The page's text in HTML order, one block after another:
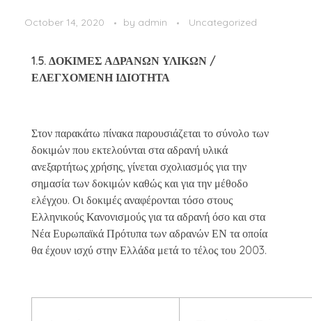
October 14, 2020 by admin Uncategorized
1.5. ΔΟΚΙΜΕΣ ΑΔΡΑΝΩΝ ΥΛΙΚΩΝ /
ΕΛΕΓΧΟΜΕΝΗ ΙΔΙΟΤΗΤΑ
Στον παρακάτω πίνακα παρουσιάζεται το σύνολο των
δοκιμών που εκτελούνται στα αδρανή υλικά
ανεξαρτήτως χρήσης, γίνεται σχολιασμός για την
σημασία των δοκιμών καθώς και για την μέθοδο
ελέγχου. Οι δοκιμές αναφέρονται τόσο στους
Ελληνικούς Κανονισμούς για τα αδρανή όσο και στα
Νέα Ευρωπαϊκά Πρότυπα των αδρανών ΕΝ τα οποία
θα έχουν ισχύ στην Ελλάδα μετά το τέλος του 2003.